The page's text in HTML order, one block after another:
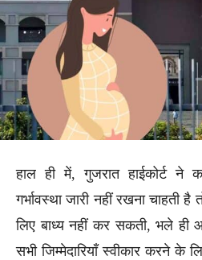
हाल ही में, गुजरात हाईकोर्ट ने
गर्भावस्था जारी नहीं रखना चाहती
लिए बाध्य नहीं कर सकती, भले ही
सभी जिम्मेदारियाँ स्वीकार करने के